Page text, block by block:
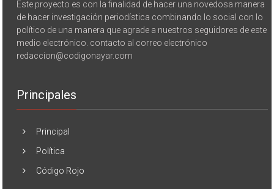
Este proyecto es con la finalidad de hacer una novedosa manera
de hacer investigación periodística combinando lo social con lo
político de una manera que agrade a nuestros seguidores de este
medio electrónico. contacto al correo electrónico
redaccion@codigonayar.com
Principales
Principal
Política
Código Rojo